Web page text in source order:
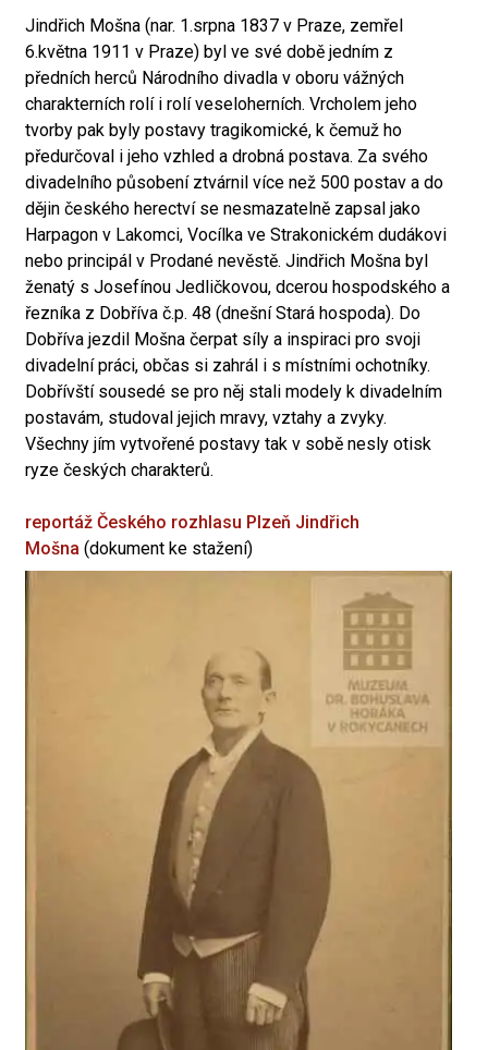
Jindřich Mošna (nar. 1.srpna 1837 v Praze, zemřel
6.května 1911 v Praze) byl ve své době jedním z
předních herců Národního divadla v oboru vážných
charakterních rolí i rolí veseloherních. Vrcholem jeho
tvorby pak byly postavy tragikomické, k čemuž ho
předurčoval i jeho vzhled a drobná postava. Za svého
divadelního působení ztvárnil více než 500 postav a do
dějin českého herectví se nesmazatelně zapsal jako
Harpagon v Lakomci, Vocílka ve Strakonickém dudákovi
nebo principál v Prodané nevěstě. Jindřich Mošna byl
ženatý s Josefínou Jedličkovou, dcerou hospodského a
řezníka z Dobříva č.p. 48 (dnešní Stará hospoda). Do
Dobříva jezdil Mošna čerpat síly a inspiraci pro svoji
divadelní práci, občas si zahrál i s místními ochotníky.
Dobřívští sousedé se pro něj stali modely k divadelním
postavám, studoval jejich mravy, vztahy a zvyky.
Všechny jím vytvořené postavy tak v sobě nesly otisk
ryze českých charakterů.
reportáž Českého rozhlasu Plzeň Jindřich
Mošna (dokument ke stažení)